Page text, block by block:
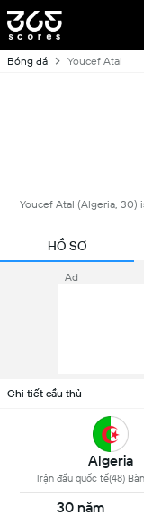
Bóng đá Youcef Atal
Youcef Atal (Algeria, 30)
HỒ SƠ
Ad
Chi tiết cầu thủ
Algeria
Trận đấu quốc tế(48)
30 năm